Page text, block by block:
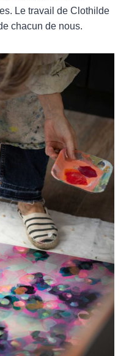
Le travail de Clothilde
chacun de nous.